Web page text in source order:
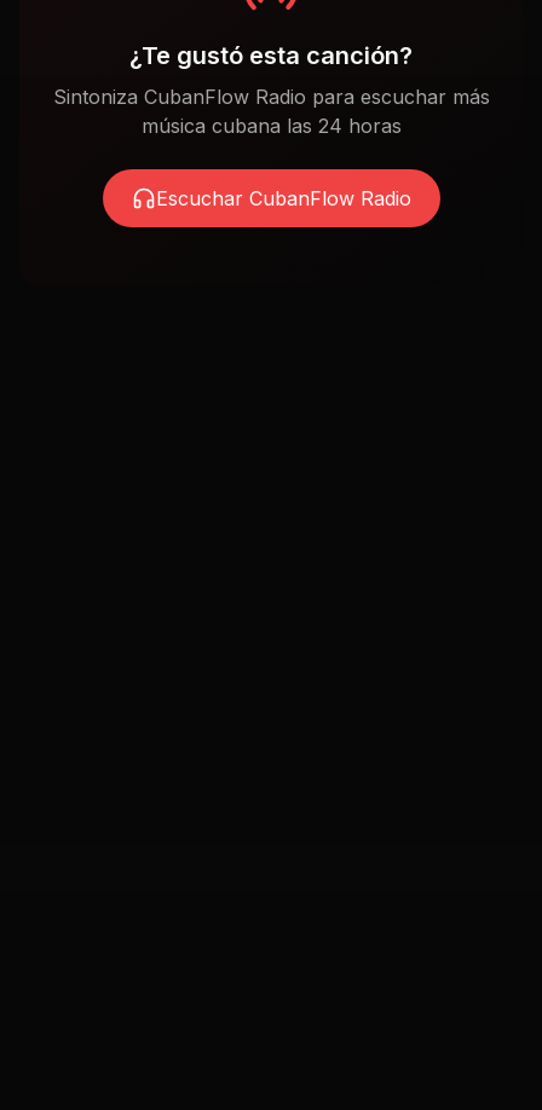
¿Te gustó esta canción?
Sintoniza CubanFlow Radio para escuchar más
música cubana las 24 horas
Escuchar CubanFlow Radio